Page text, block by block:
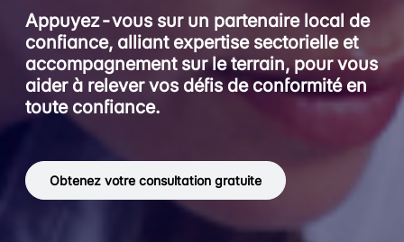
Appuyez-vous sur un partenaire local de
confiance, alliant expertise sectorielle et
accompagnement sur le terrain, pour vous
aider à relever vos défis de conformité en
toute confiance.
Obtenez votre consultation gratuite